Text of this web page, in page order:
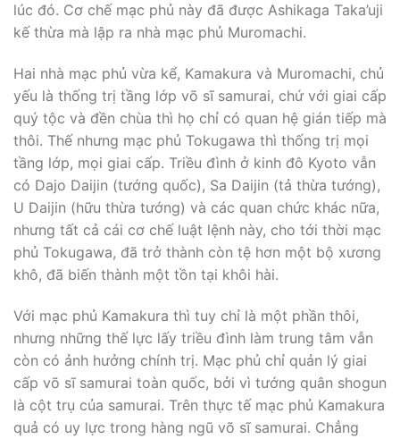
lúc đó. Cơ chế mạc phủ này đã được Ashikaga Taka’uji
kế thừa mà lập ra nhà mạc phủ Muromachi.
Hai nhà mạc phủ vừa kể, Kamakura và Muromachi, chủ
yếu là thống trị tầng lớp võ sĩ samurai, chứ với giai cấp
quý tộc và đền chùa thì họ chỉ có quan hệ gián tiếp mà
thôi. Thế nhưng mạc phủ Tokugawa thì thống trị mọi
tầng lớp, mọi giai cấp. Triều đình ở kinh đô Kyoto vẫn
có Dajo Daijin (tướng quốc), Sa Daijin (tả thừa tướng),
U Daijin (hữu thừa tướng) và các quan chức khác nữa,
nhưng tất cả cái cơ chế luật lệnh này, cho tới thời mạc
phủ Tokugawa, đã trở thành còn tệ hơn một bộ xương
khô, đã biến thành một tồn tại khôi hài.
Với mạc phủ Kamakura thì tuy chỉ là một phần thôi,
nhưng những thế lực lấy triều đình làm trung tâm vẫn
còn có ảnh hưởng chính trị. Mạc phủ chỉ quản lý giai
cấp võ sĩ samurai toàn quốc, bởi vì tướng quân shogun
là cột trụ của samurai. Trên thực tế mạc phủ Kamakura
quả có uy lực trong hàng ngũ võ sĩ samurai. Chẳng